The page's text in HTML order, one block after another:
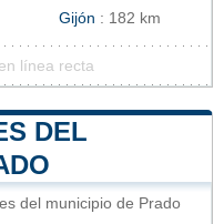
Gijón : 182 km
línea recta
DEL
del municipio de Prado